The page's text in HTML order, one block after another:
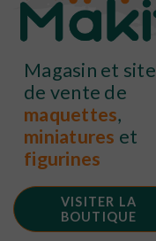
Magasin et site
de vente de
maquettes,
miniatures et
figurines
VISITER LA
BOUTIQUE